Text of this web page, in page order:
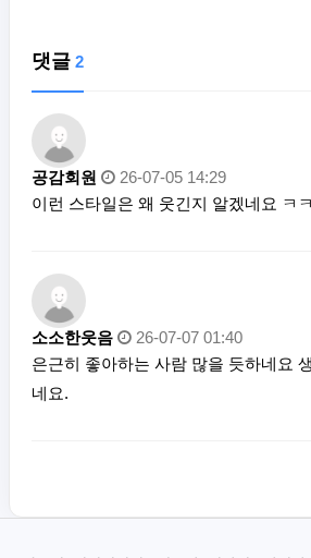
댓글 2
공감회원
26-07-05 14:29
이런 스타일은 왜 웃긴지 알겠네요 ㅋㅋ
소소한웃음
26-07-07 01:40
은근히 좋아하는 사람 많을 듯하네요
네요.